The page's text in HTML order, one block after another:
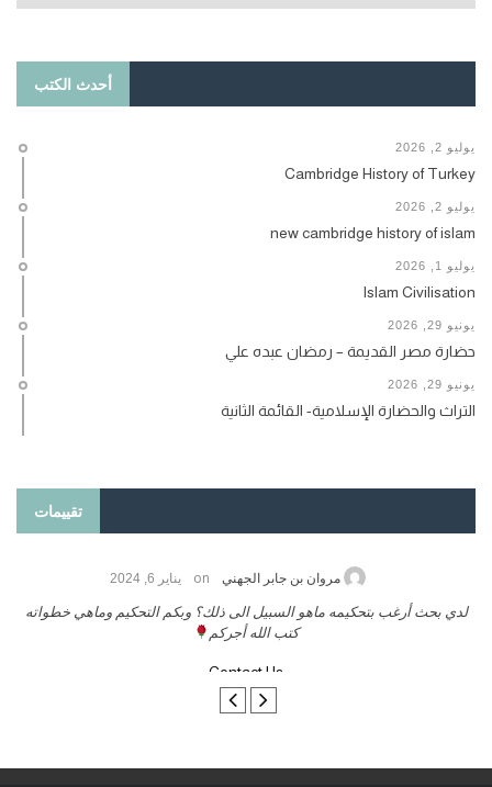
أحدث الكتب
يوليو 2, 2026
Cambridge History of Turkey
يوليو 2, 2026
new cambridge history of islam
يوليو 1, 2026
Islam Civilisation
يونيو 29, 2026
حضارة مصر القديمة – رمضان عبده علي
يونيو 29, 2026
التراث والحضارة الإسلامية- القائمة الثانية
تقييمات
حامد الزريقي on يناير 25, 2026
السلام عليكم ورحمة الله وبركاتة أرغب بنشر كتابي معكم